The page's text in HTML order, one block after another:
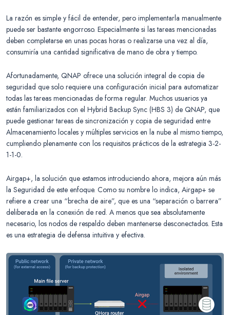
La razón es simple y fácil de entender, pero implementarla manualmente
puede ser bastante engorroso. Especialmente si las tareas mencionadas
deben completarse en unas pocas horas o realizarse una vez al día,
consumiría una cantidad significativa de mano de obra y tiempo.
Afortunadamente, QNAP ofrece una solución integral de copia de
seguridad que solo requiere una configuración inicial para automatizar
todas las tareas mencionadas de forma regular. Muchos usuarios ya
están familiarizados con el Hybrid Backup Sync (HBS 3) de QNAP, que
puede gestionar tareas de sincronización y copia de seguridad entre
Almacenamiento locales y múltiples servicios en la nube al mismo tiempo,
cumpliendo plenamente con los requisitos prácticos de la estrategia 3-2-
1-1-0.
Airgap+, la solución que estamos introduciendo ahora, mejora aún más
la Seguridad de este enfoque. Como su nombre lo indica, Airgap+ se
refiere a crear una “brecha de aire”, que es una “separación o barrera”
deliberada en la conexión de red. A menos que sea absolutamente
necesario, los nodos de respaldo deben mantenerse desconectados. Esta
es una estrategia de defensa intuitiva y efectiva.